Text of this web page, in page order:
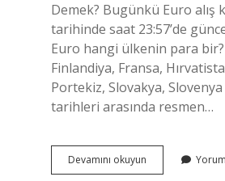
Demek? Bugünkü Euro alış
tarihinde saat 23:57’de
Euro hangi ülkenin para bir?
Finlandiya, Fransa,
Portekiz, Slovakya,
tarihleri ​​arasında resmen…
Devamını okuyun
Hangi